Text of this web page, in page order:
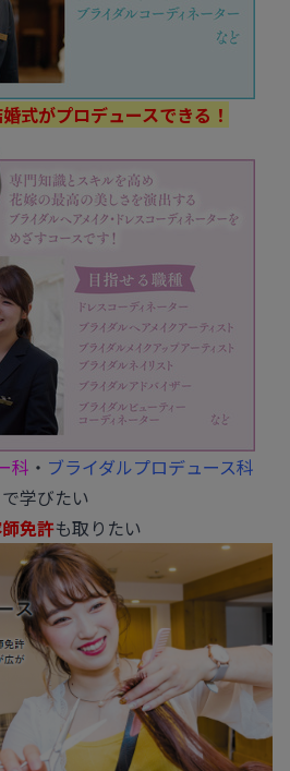
式がプロデュースできる！
科 ・ ブライダルプロデュース科
で学びたい
免許も取りたい